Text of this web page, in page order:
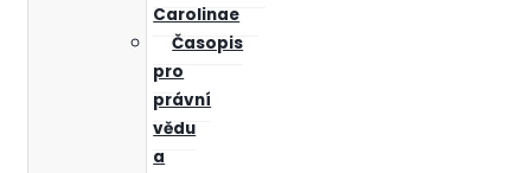
Carolinae
Časopis
pro
právní
vědu
a